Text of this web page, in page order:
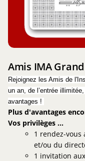
Amis IMA
Rejoignez les Amis de
un an, de l’entrée
avantages !
Plus d'avantages
Vos privilèges ...
1 rendez-
et/ou du
1 invitation